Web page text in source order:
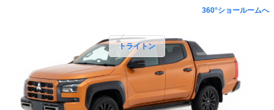
360°ショールームへ
トライトン